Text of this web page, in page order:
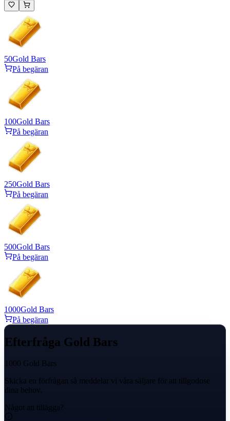
50Gold Bars
På begäran
100Gold Bars
På begäran
250Gold Bars
På begäran
500Gold Bars
På begäran
1000Gold Bars
På begäran
Efterfråga Gold Bars
1000 Gold Bars
Skicka en förfrågan så meddelar vi våra säljare för att tillgodose
dina behov.
Något att tillägga?